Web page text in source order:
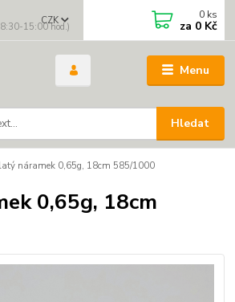
Menu
CZK
Hledat
15:00 hod.)
0 ks
za 0 Kč
náramek 0,65g, 18cm 585/1000
0,65g, 18cm